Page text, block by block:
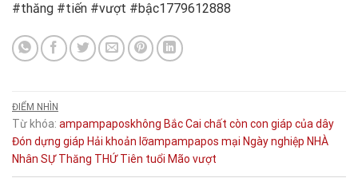
#thăng #tiến #vượt #bậc1779612888
ĐIỂM NHÌN
Từ khóa: ampampaposkhông BắcCai chất còn con giáp của dây
Đón dựng giáp Hải khoản lỡampampapos mại Ngàynghiệp NHÀ
Nhân SỰ Thăng THỨ Tiên tuổi Mão vượt